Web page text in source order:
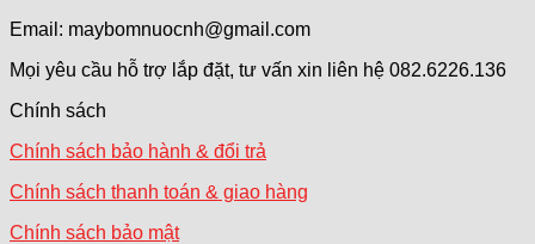
Email: maybomnuocnh@gmail.com
Mọi yêu cầu hỗ trợ lắp đặt, tư vấn xin liên hệ 082.6226.136
Chính sách
Chính sách bảo hành & đổi trả
Chính sách thanh toán & giao hàng
Chính sách bảo mật